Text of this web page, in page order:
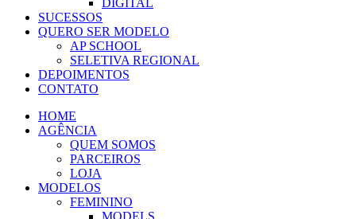
DIGITAL
SUCESSOS
QUERO SER MODELO
AP SCHOOL
SELETIVA REGIONAL
DEPOIMENTOS
CONTATO
HOME
AGÊNCIA
QUEM SOMOS
PARCEIROS
LOJA
MODELOS
FEMININO
MODELS